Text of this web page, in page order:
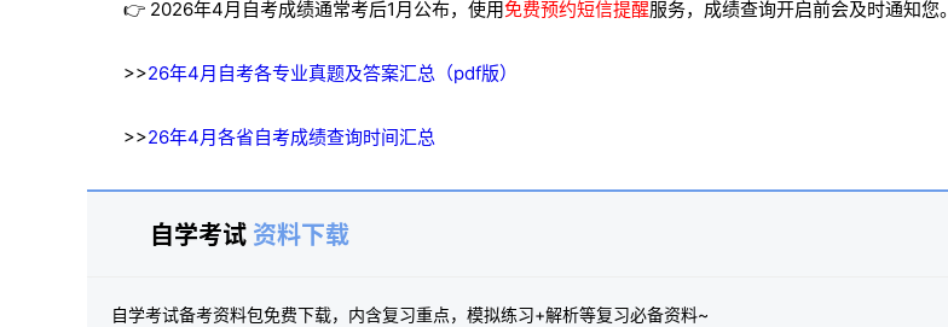
👉 2026年4月自考成绩通常考后1月公布，使用免费预约短信提醒服务，成绩查询开启前会及时通知您。
>>26年4月自考各专业真题及答案汇总（pdf版）
>>26年4月各省自考成绩查询时间汇总
自学考试 资料下载
自学考试备考资料包免费下载，内含复习重点，模拟练习+解析等复习必备资料~